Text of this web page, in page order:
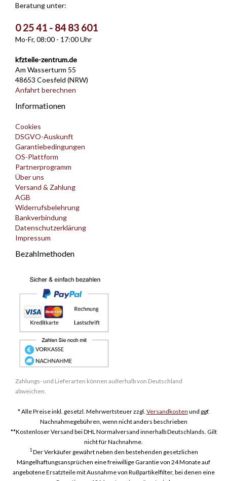
Beratung unter:
0 25 41 - 84 83 601
Mo-Fr, 08:00 - 17:00 Uhr
kfzteile-zentrum.de
Am Wasserturm 55
48653 Coesfeld (NRW)
Anfahrt berechnen
Informationen
Cookies
DSGVO-Auskunft
Garantiebedingungen
OS-Plattform
Partnerprogramm
Über uns
Versand & Zahlung
AGB
Widerrufsbelehrung
Bankverbindung
Datenschutzerklärung
Impressum
Bezahlmethoden
Zahlungs- und Lieferarten können außerhalb von Deutschland
abweichen.
* Alle Preise inkl. gesetzl. Mehrwertsteuer zzgl. Versandkosten und ggf.
Nachnahmegebühren, wenn nicht anders beschrieben
**Kostenloser Versand bei DHL Normalversand innerhalb Deutschlands. Gilt
nicht für Nachnahme.
1Der Verkäufer gewährt neben den bestehenden gesetzlichen
Mängelhaftungsansprüchen eine freiwillige Garantie von 24 Monate auf
angebotene Ersatzteile mit Ausnahme von Rußpartikelfilter, bei denen eine